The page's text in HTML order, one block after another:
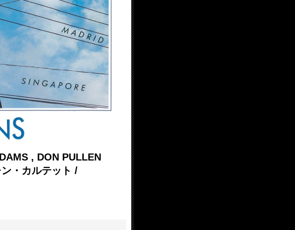
, DON PULLEN
・カルテット /